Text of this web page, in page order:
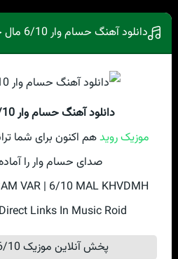
دانلود آهنگ حسام وار 6/10 مال خودمه
دانلود آهنگ حسام وار 6/10 مال خودمه
موزیک روید
صدای حسام وار را
VAR | 6/10 MAL KHVDMH
Links In Music Roid
پخش آنلاین موزیک 6/10 مال خودمه